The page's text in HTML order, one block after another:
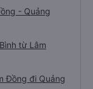
- Quảng
từ Lâm
Đồng đi Quảng